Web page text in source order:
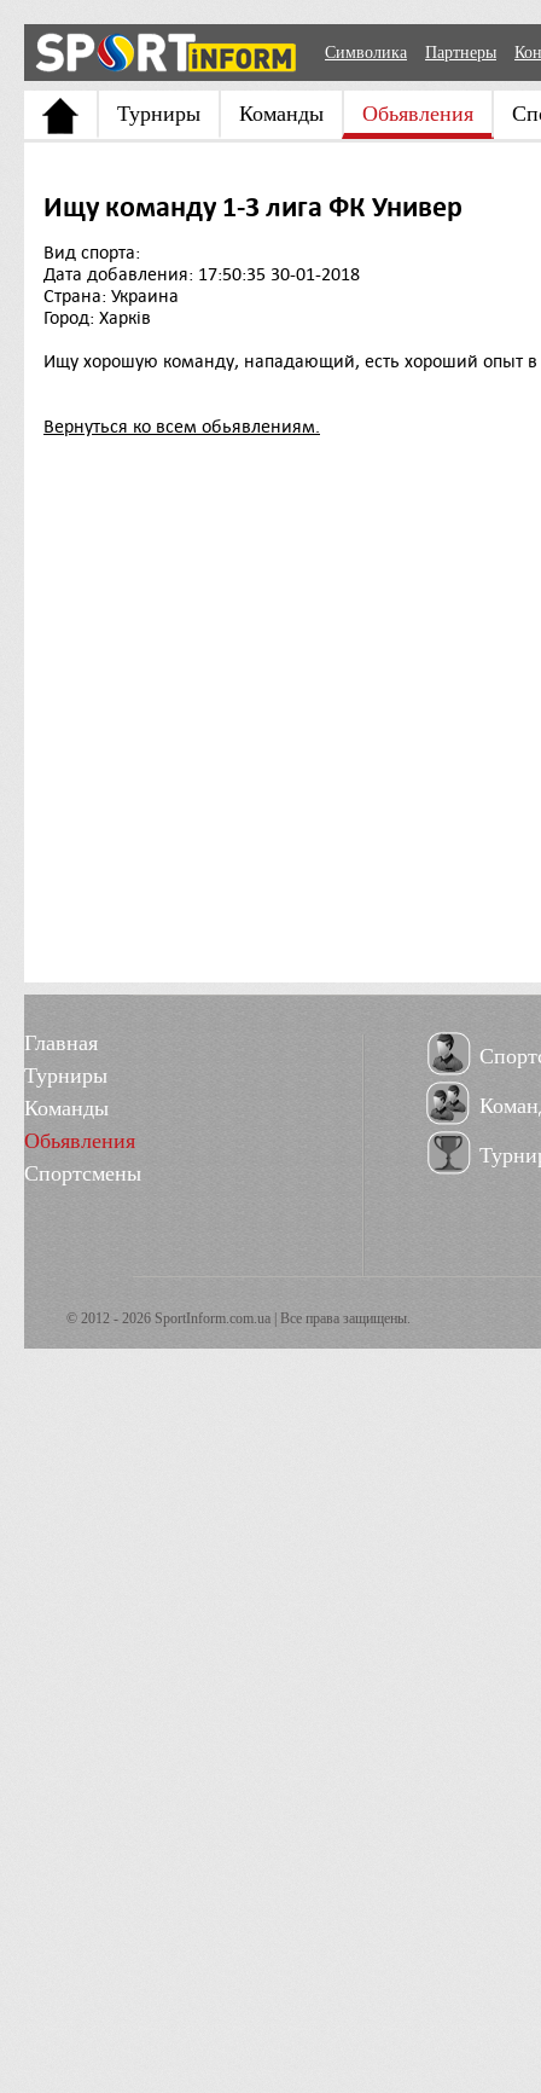
Символика Партнеры
Турниры Команды Обьявления
Ищу команду 1-3 лига ФК Универ
Вид спорта:
Дата добавления: 17:50:35 30-01-2018
Страна: Украина
Город: Харків
Ищу хорошую команду, нападающий, есть хороший опыт в
Вернуться ко всем обьявлениям.
Главная
Турниры
Команды
Обьявления
Спортсмены
© 2012 - 2026 SportInform.com.ua | Все права защищены.